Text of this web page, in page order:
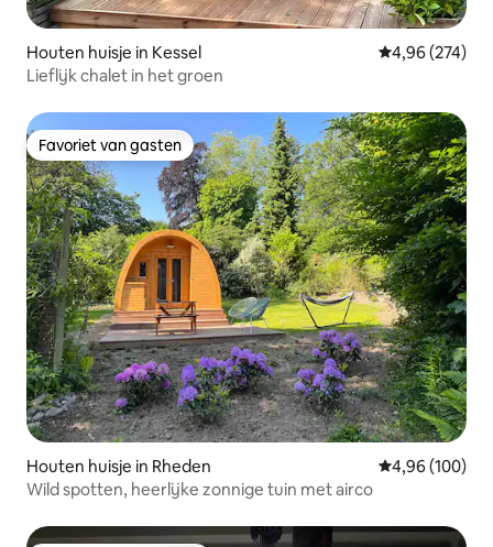
Houten huisje in Kessel Gemiddelde
4,96 (274)
Lieflijk chalet in het groen
Favoriet van gasten
Favoriet van gasten
Houten huisje in Rheden Gemiddelde
4,96 (100)
Wild spotten, heerlijke zonnige tuin met airco